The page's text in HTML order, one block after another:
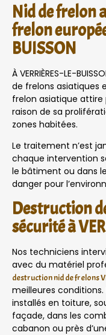
Nid de frelon
frelon
BUISSON
À VERRIÈRES-LE-
de frelons asiatiques
frelon asiatique
raison de sa
zones habitées.
Le traitement n’est
chaque intervention
le bâtiment ou dans
danger pour
Destruction
sécurité à
Nos techniciens
avec du matériel
destruction nid de frelons
meilleures
installés en toiture,
façade, dans les
cabanon ou près